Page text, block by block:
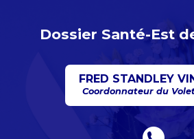
Dossier Santé-Est
FRED STANDLEY
Coordonnateur du